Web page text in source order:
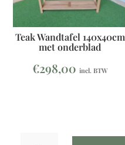
Teak Wandtafel 140x40cm
met onderblad
€298,00 incl. BTW